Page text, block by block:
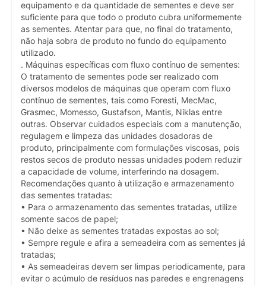
equipamento e da quantidade de sementes e deve ser
suficiente para que todo o produto cubra uniformemente
as sementes. Atentar para que, no final do tratamento,
não haja sobra de produto no fundo do equipamento
utilizado.
. Máquinas específicas com fluxo contínuo de sementes:
O tratamento de sementes pode ser realizado com
diversos modelos de máquinas que operam com fluxo
contínuo de sementes, tais como Foresti, MecMac,
Grasmec, Momesso, Gustafson, Mantis, Niklas entre
outras. Observar cuidados especiais com a manutenção,
regulagem e limpeza das unidades dosadoras de
produto, principalmente com formulações viscosas, pois
restos secos de produto nessas unidades podem reduzir
a capacidade de volume, interferindo na dosagem.
Recomendações quanto à utilização e armazenamento
das sementes tratadas:
• Para o armazenamento das sementes tratadas, utilize
somente sacos de papel;
• Não deixe as sementes tratadas expostas ao sol;
• Sempre regule e afira a semeadeira com as sementes já
tratadas;
• As semeadeiras devem ser limpas periodicamente, para
evitar o acúmulo de resíduos nas paredes e engrenagens